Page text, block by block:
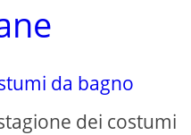
da bagno
dei costumi